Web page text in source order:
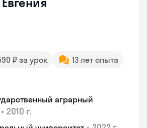
₽ за урок
13 лет опыта
аграрный
• 2010 г.